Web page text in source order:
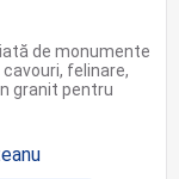
de monumente
felinare,
granit pentru